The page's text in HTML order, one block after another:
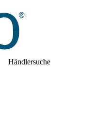
Händlersuche